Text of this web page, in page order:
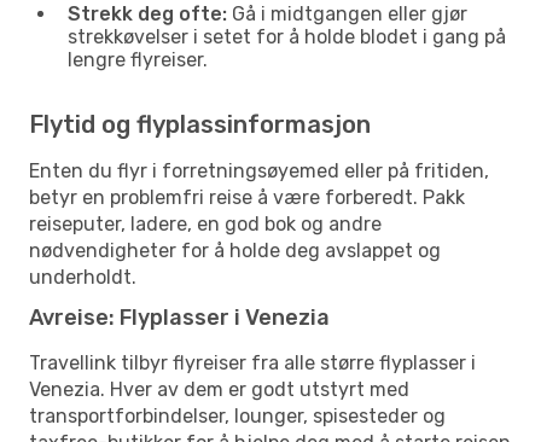
Strekk deg ofte: Gå i midtgangen eller gjør
strekkøvelser i setet for å holde blodet i gang på
lengre flyreiser.
Flytid og flyplassinformasjon
Enten du flyr i forretningsøyemed eller på fritiden,
betyr en problemfri reise å være forberedt. Pakk
reiseputer, ladere, en god bok og andre
nødvendigheter for å holde deg avslappet og
underholdt.
Avreise: Flyplasser i Venezia
Travellink tilbyr flyreiser fra alle større flyplasser i
Venezia. Hver av dem er godt utstyrt med
transportforbindelser, lounger, spisesteder og